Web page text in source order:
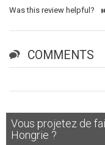
Was this review helpful?
COMMENTS
Vous projetez de
Hongrie ?